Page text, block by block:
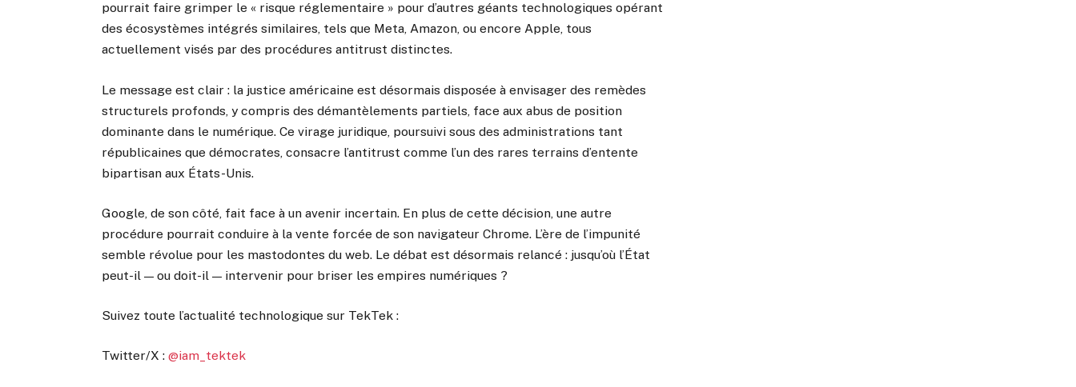
pourrait faire grimper le « risque réglementaire » pour d’autres géants technologiques opérant
des écosystèmes intégrés similaires, tels que Meta, Amazon, ou encore Apple, tous
actuellement visés par des procédures antitrust distinctes.
Le message est clair : la justice américaine est désormais disposée à envisager des remèdes
structurels profonds, y compris des démantèlements partiels, face aux abus de position
dominante dans le numérique. Ce virage juridique, poursuivi sous des administrations tant
républicaines que démocrates, consacre l’antitrust comme l’un des rares terrains d’entente
bipartisan aux États-Unis.
Google, de son côté, fait face à un avenir incertain. En plus de cette décision, une autre
procédure pourrait conduire à la vente forcée de son navigateur Chrome. L’ère de l’impunité
semble révolue pour les mastodontes du web. Le débat est désormais relancé : jusqu’où l’État
peut-il — ou doit-il — intervenir pour briser les empires numériques ?
Suivez toute l’actualité technologique sur TekTek :
Twitter/X :@iam_tektek